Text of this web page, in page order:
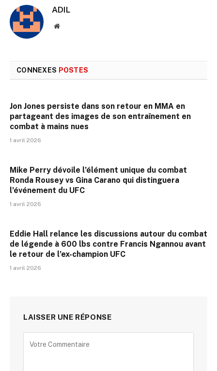
ADIL
Site
CONNEXES POSTES
Jon Jones persiste dans son retour en MMA en
partageant des images de son entraînement en
combat à mains nues
1 avril 2026
Mike Perry dévoile l’élément unique du combat
Ronda Rousey vs Gina Carano qui distinguera
l’événement du UFC
1 avril 2026
Eddie Hall relance les discussions autour du combat
de légende à 600 lbs contre Francis Ngannou avant
le retour de l’ex-champion UFC
1 avril 2026
LAISSER UNE RÉPONSE